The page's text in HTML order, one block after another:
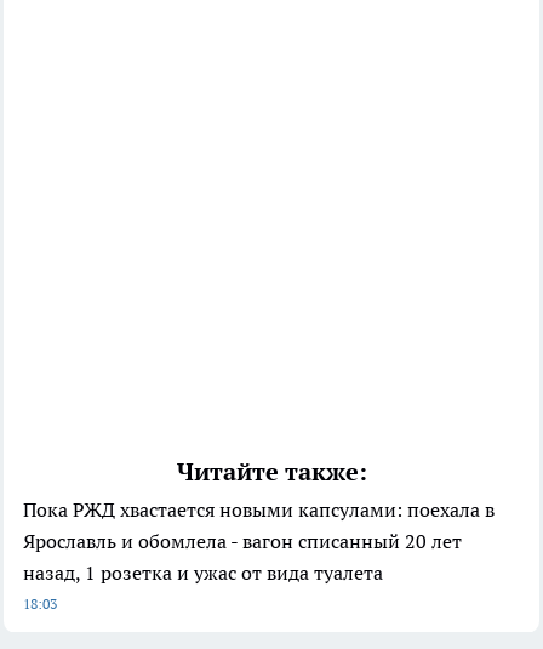
Читайте также:
Пока РЖД хвастается новыми капсулами: поехала в
Ярославль и обомлела - вагон списанный 20 лет
назад, 1 розетка и ужас от вида туалета
18:03